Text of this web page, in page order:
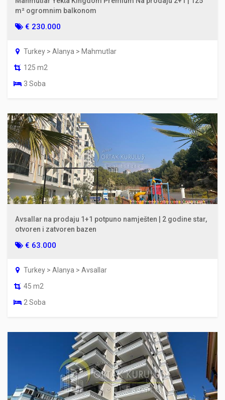
m² ogromnim balkonom
€ 230.000
Turkey > Alanya > Mahmutlar
125 m2
3 Soba
Avsallar na prodaju 1+1 potpuno namješten | 2 godine star,
otvoren i zatvoren bazen
€ 63.000
Turkey > Alanya > Avsallar
45 m2
2 Soba